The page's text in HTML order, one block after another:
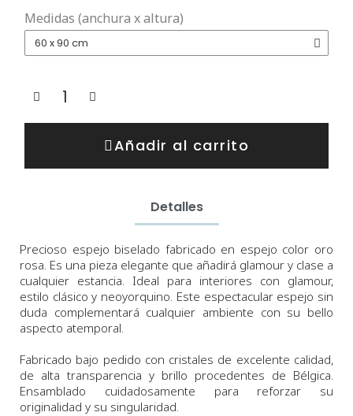
Medidas (anchura x altura)
Añadir al carrito
Detalles
Precioso espejo biselado fabricado en espejo color oro
rosa. Es una pieza elegante que añadirá glamour y clase a
cualquier estancia. Ideal para interiores con glamour,
estilo clásico y neoyorquino. Este espectacular espejo sin
duda complementará cualquier ambiente con su bello
aspecto atemporal.
Fabricado bajo pedido con cristales de excelente calidad,
de alta transparencia y brillo procedentes de Bélgica.
Ensamblado cuidadosamente para reforzar su
originalidad y su singularidad.